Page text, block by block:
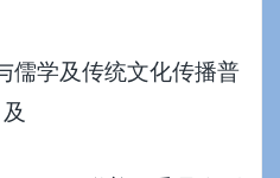
儒学及传统文化传播普
及